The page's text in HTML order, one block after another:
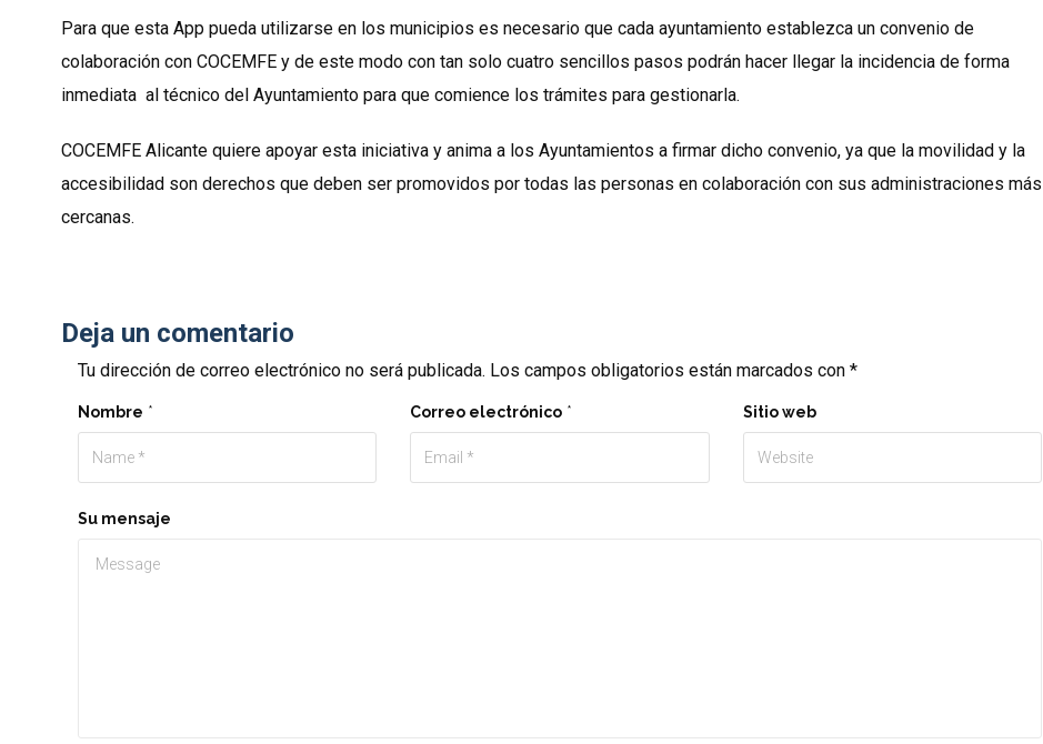
Para que esta App pueda utilizarse en los municipios es necesario que cada ayuntamiento establezca un convenio de
colaboración con COCEMFE y de este modo con tan solo cuatro sencillos pasos podrán hacer llegar la incidencia de forma
inmediata al técnico del Ayuntamiento para que comience los trámites para gestionarla.
COCEMFE Alicante quiere apoyar esta iniciativa y anima a los Ayuntamientos a firmar dicho convenio, ya que la movilidad y la
accesibilidad son derechos que deben ser promovidos por todas las personas en colaboración con sus administraciones más
cercanas.
Deja un comentario
Tu dirección de correo electrónico no será publicada. Los campos obligatorios están marcados con *
Nombre * Correo electrónico * Sitio web
Su mensaje